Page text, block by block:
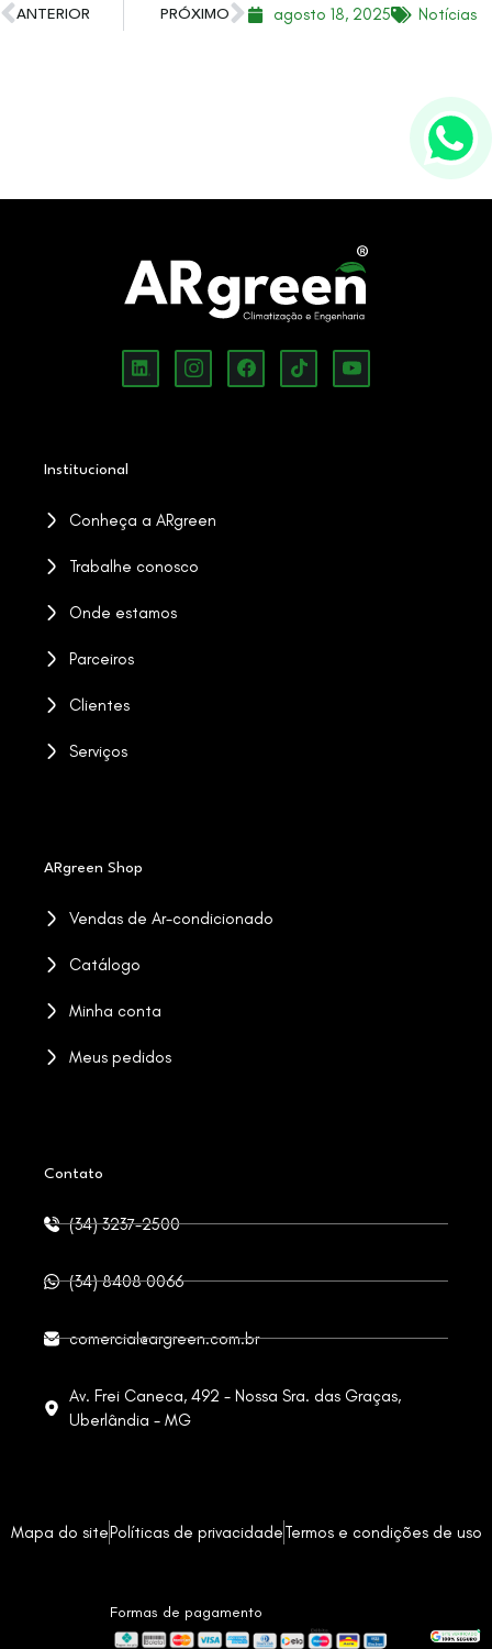
ANTERIOR PRÓXIMO agosto 18, 2025 Notícias
Institucional
Conheça a ARgreen
Trabalhe conosco
Onde estamos
Parceiros
Clientes
Serviços
ARgreen Shop
Vendas de Ar-condicionado
Catálogo
Minha conta
Meus pedidos
Contato
(34) 3237-2500
(34) 8408 0066
comercial@argreen.com.br
Av. Frei Caneca, 492 - Nossa Sra. das Graças,
Uberlândia - MG
Mapa do sitePolíticas de privacidadeTermos e condições de uso